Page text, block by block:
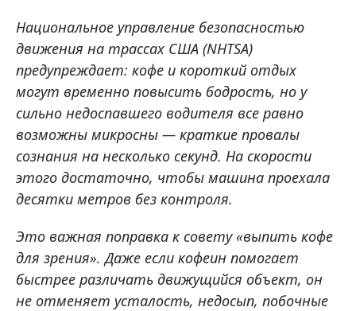
Национальное управление безопасностью
движения на трассах США (NHTSA)
предупреждает: кофе и короткий отдых
могут временно повысить бодрость, но у
сильно недоспавшего водителя все равно
возможны микросны — краткие провалы
сознания на несколько секунд. На скорости
этого достаточно, чтобы машина проехала
десятки метров без контроля.
Это важная поправка к совету «выпить кофе
для зрения». Даже если кофеин помогает
быстрее различать движущийся объект, он
не отменяет усталость, недосып, побочные